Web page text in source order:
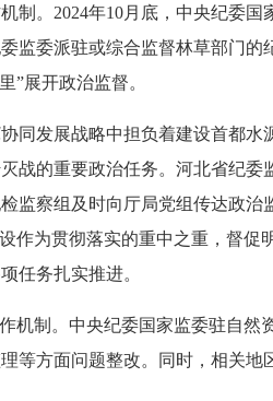
。2024年10月底，中央纪委国
监委派驻或综合监督林草部门
”展开政治监督。
发展战略中担负着建设首都水
战的重要政治任务。河北省纪
监察组及时向厅局党组传达政
作为贯彻落实的重中之重，督
任务扎实推进。
制。中央纪委国家监委驻自然
等方面问题整改。同时，相关地